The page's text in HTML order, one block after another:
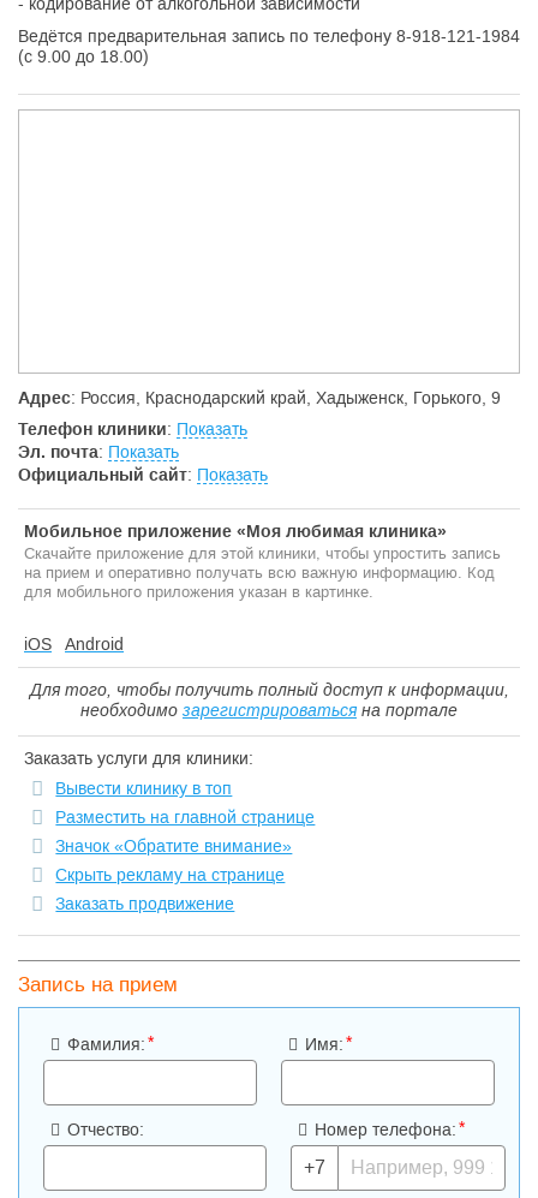
Ведётся предварительная запись по телефону 8-918-121-1984
(с 9.00 до 18.00)
Адрес: Россия, Краснодарский край, Хадыженск, Горького, 9
Телефон клиники: Показать
Эл. почта: Показать
Официальный сайт: Показать
Мобильное приложение «Моя любимая клиника»
Скачайте приложение для этой клиники, чтобы упростить запись
на прием и оперативно получать всю важную информацию. Код
для мобильного приложения указан в картинке.
iOS Android
Для того, чтобы получить полный доступ к информации,
необходимо зарегистрироватьсяна портале
Заказать услуги для клиники:
Вывести клинику в топ
Разместить на главной странице
Значок «Обратите внимание»
Скрыть рекламу на странице
Заказать продвижение
Запись на прием
Фамилия:* Имя:*
Отчество: Номер телефона:*
+7